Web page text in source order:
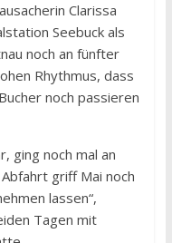
Clarissa
Seebuck als
noch an fünfter
Rhythmus, dass
noch passieren
ging noch mal an
griff Mai noch
lassen“,
Tagen mit